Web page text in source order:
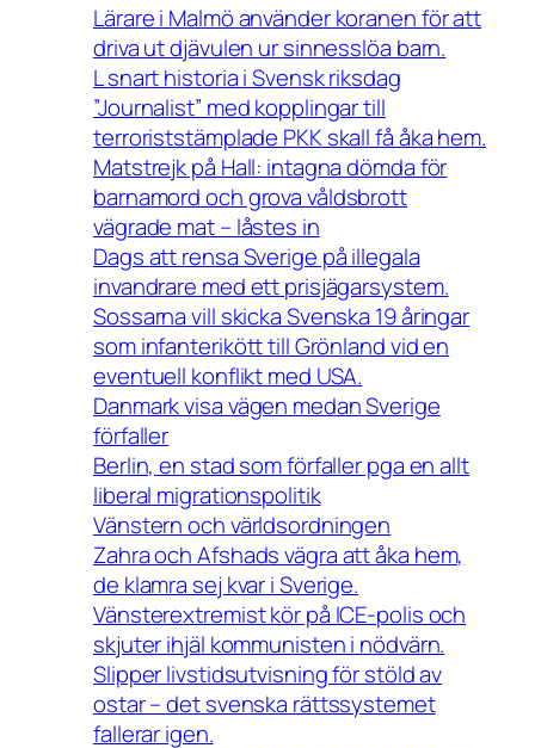
Lärare i Malmö använder koranen för att
driva ut djävulen ur sinnesslöa barn.
L snart historia i Svensk riksdag
”Journalist” med kopplingar till
terroriststämplade PKK skall få åka hem.
Matstrejk på Hall: intagna dömda för
barnamord och grova våldsbrott
vägrade mat – låstes in
Dags att rensa Sverige på illegala
invandrare med ett prisjägarsystem.
Sossarna vill skicka Svenska 19 åringar
som infanterikött till Grönland vid en
eventuell konflikt med USA.
Danmark visa vägen medan Sverige
förfaller
Berlin, en stad som förfaller pga en allt
liberal migrationspolitik
Vänstern och världsordningen
Zahra och Afshads vägra att åka hem,
de klamra sej kvar i Sverige.
Vänsterextremist kör på ICE-polis och
skjuter ihjäl kommunisten i nödvärn.
Slipper livstidsutvisning för stöld av
ostar – det svenska rättssystemet
fallerar igen.